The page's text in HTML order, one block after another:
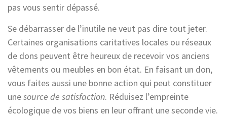
pas vous sentir dépassé.
Se débarrasser de l’inutile ne veut pas dire tout jeter.
Certaines organisations caritatives locales ou réseaux
de dons peuvent être heureux de recevoir vos anciens
vêtements ou meubles en bon état. En faisant un don,
vous faites aussi une bonne action qui peut constituer
unesource de satisfaction. Réduisez l’empreinte
écologique de vos biens en leur offrant une seconde vie.